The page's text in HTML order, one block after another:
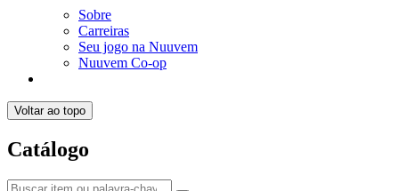
Sobre
Carreiras
Seu jogo na Nuuvem
Nuuvem Co-op
Voltar ao topo
Catálogo